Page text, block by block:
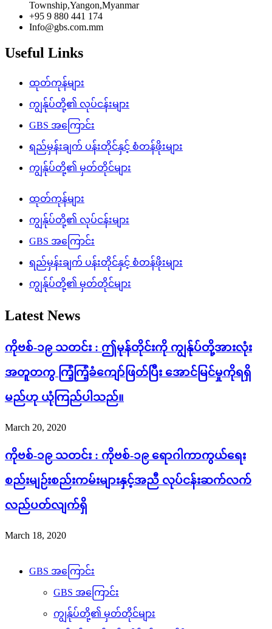
Township,Yangon,Myanmar
+95 9 880 441 174
Info@gbs.com.mm
Useful Links
ထုတ်ကုန်များ
ကျွန်ုပ်တို့၏ လုပ်ငန်းများ
GBS အကြောင်း
ရည်မှန်းချက် ပန်းတိုင်နှင့် စံတန်ဖိုးများ
ကျွန်ုပ်တို့၏ မှတ်တိုင်များ
ထုတ်ကုန်များ
ကျွန်ုပ်တို့၏ လုပ်ငန်းများ
GBS အကြောင်း
ရည်မှန်းချက် ပန်းတိုင်နှင့် စံတန်ဖိုးများ
ကျွန်ုပ်တို့၏ မှတ်တိုင်များ
Latest News
ကိုဗစ်-၁၉ သတင်း : ဤမုန်တိုင်းကို ကျွန်ုပ်တို့အားလုံး
အတူတကွ ကြံ့ကြံ့ခံကျော်ဖြတ်ပြီး အောင်မြင်မှုကိုရရှိ
မည်ဟု ယုံကြည်ပါသည်။
March 20, 2020
ကိုဗစ်-၁၉ သတင်း : ကိုဗစ်-၁၉ ရောဂါကာကွယ်ရေး
စည်းမျဉ်းစည်းကမ်းများနှင့်အညီ လုပ်ငန်းဆက်လက်
လည်ပတ်လျက်ရှိ
March 18, 2020
GBS အကြောင်း
GBS အကြောင်း
ကျွန်ုပ်တို့၏ မှတ်တိုင်များ